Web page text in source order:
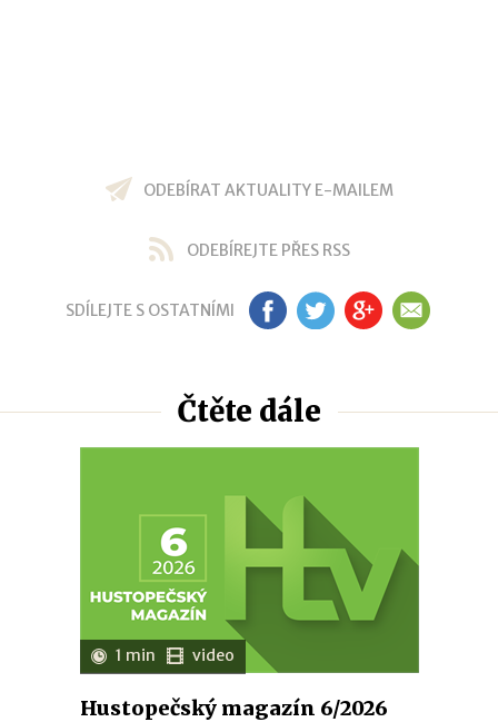
ODEBÍRAT AKTUALITY E-MAILEM
ODEBÍREJTE PŘES RSS
SDÍLEJTE S OSTATNÍMI FB TW GP EM
Čtěte dále
1 min video
Hustopečský magazín 6/2026